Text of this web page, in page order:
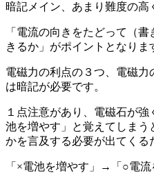
暗記メイン、あまり難度の高
「電流の向きをたどって（
きるか」がポイントとなりま
電磁力の利点の３つ、電磁
は暗記が必要です。
１点注意があり、電磁石が
池を増やす」と覚えてしま
かを言及する必要が出てくる
「×電池を増やす」→「○電